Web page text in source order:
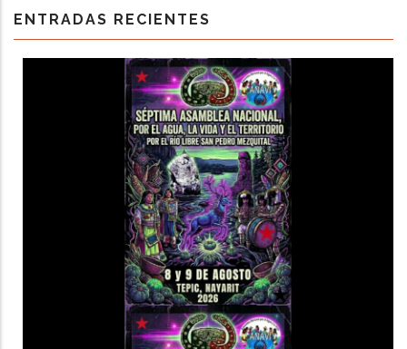
ENTRADAS RECIENTES